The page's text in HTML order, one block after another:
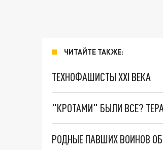
ЧИТАЙТЕ ТАКЖЕ:
ТЕХНОФАШИСТЫ XXI ВЕКА
"КРОТАМИ" БЫЛИ ВСЕ?